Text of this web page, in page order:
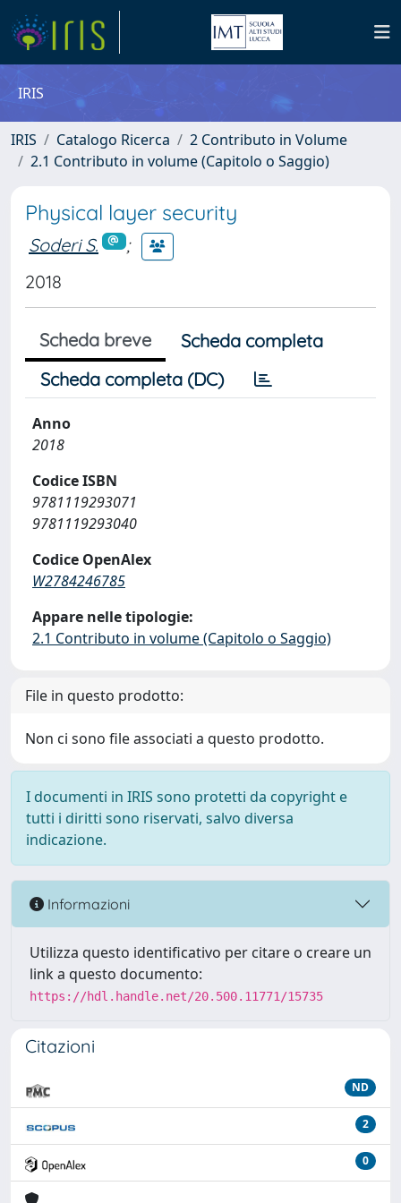
IRIS
IRIS Catalogo Ricerca
2 Contributo in Volume
2.1 Contributo in volume (Capitolo o Saggio)
Physical layer security
Soderi S.
;
2018
Scheda breve
Scheda completa
Scheda completa (DC)
Anno
2018
Codice ISBN
9781119293071
9781119293040
Codice OpenAlex
W2784246785
Appare nelle tipologie:
2.1 Contributo in volume (Capitolo o Saggio)
File in questo prodotto:
Non ci sono file associati a questo prodotto.
I documenti in IRIS sono protetti da copyright e
tutti i diritti sono riservati, salvo diversa
indicazione.
Informazioni
Utilizza questo identificativo per citare o creare un
link a questo documento:
https://hdl.handle.net/20.500.11771/15735
Citazioni
ND
2
0